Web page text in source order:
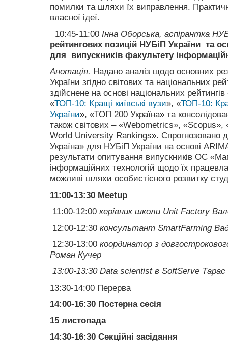
помилки та шляхи їх виправлення.
власної ідеї.
10:45-11:00 Інна Оборська, аспірантка
рейтингових позицій НУБіП України та
для випускників факультету
Анотація. Надано аналіз щодо основних
України згідно світових та національних
здійснене на основі національних
«ТОП-10: Кращі київські вузи», «ТОП-10:
України», «ТОП 200 Україна» та
також світових – «Webometrics»,
World University Rankings». Спрогнозовано
Україна» для НУБіП України на основі
результати опитування випускників ОС
інформаційних технологій щодо їх
можливі шляхи особистісного розвитку
11:00-13:30 Meetup
11:00-12:00 керівник школи Unit Factory
12:00-12:30 консультант SmartFarming
12:30-13:00 координатор з
Роман Кучер
13:00-13:30 Data scientist в SoftServe Тарас
13:30-14:00 Перерва
14:00-16:30 Постерна сесія
15 листопада
14:30-16:30 Секційні засідання